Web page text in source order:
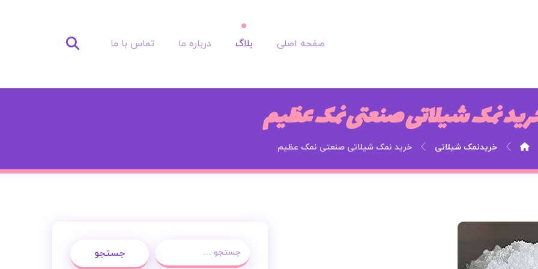
صفحه اصلی بلاگ درباره ما تماس با ما
نمک شیلاتی صنعتی نمک عظیم
خریدنمک شیلاتی خرید نمک شیلاتی صنعتی نمک عظیم
جستجو